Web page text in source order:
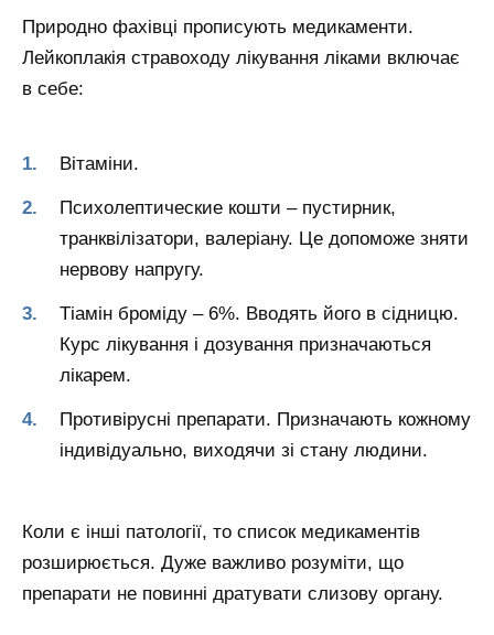
Природно фахівці прописують медикаменти.
Лейкоплакія стравоходу лікування ліками включає
в себе:
Вітаміни.
Психолептические кошти – пустирник,
транквілізатори, валеріану. Це допоможе зняти
нервову напругу.
Тіамін броміду – 6%. Вводять його в сідницю.
Курс лікування і дозування призначаються
лікарем.
Противірусні препарати. Призначають кожному
індивідуально, виходячи зі стану людини.
Коли є інші патології, то список медикаментів
розширюється. Дуже важливо розуміти, що
препарати не повинні дратувати слизову органу.